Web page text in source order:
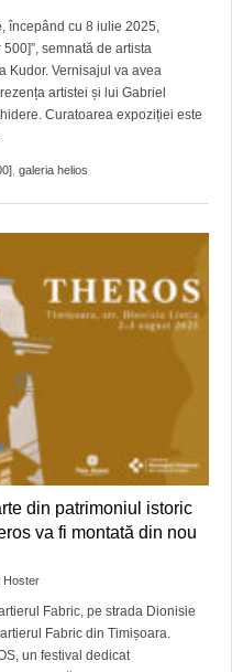
începând cu 8 iulie 2025,
semnată de artista
Kudor. Vernisajul va avea
artistei și lui Gabriel
Curatoarea expoziției este
galeria helios
din patrimoniul istoric
va fi montată din nou
Hoster
Fabric, pe strada Dionisie
Fabric din Timișoara.
un festival dedicat